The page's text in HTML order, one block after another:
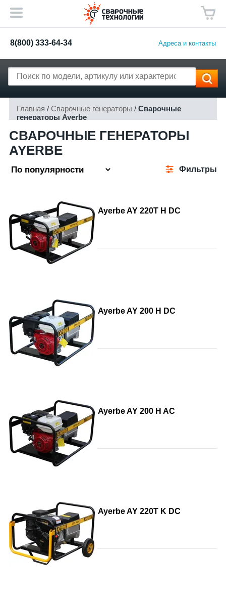
8(800) 333-64-34 Адреса и контакты
Главная / Сварочные генераторы / Сварочные
генераторы Ayerbe
СВАРОЧНЫЕ ГЕНЕРАТОРЫ
AYERBE
Фильтры
Ayerbe AY 220T H DC
Ayerbe AY 200 H DC
Ayerbe AY 200 H AC
Ayerbe AY 220T K DC